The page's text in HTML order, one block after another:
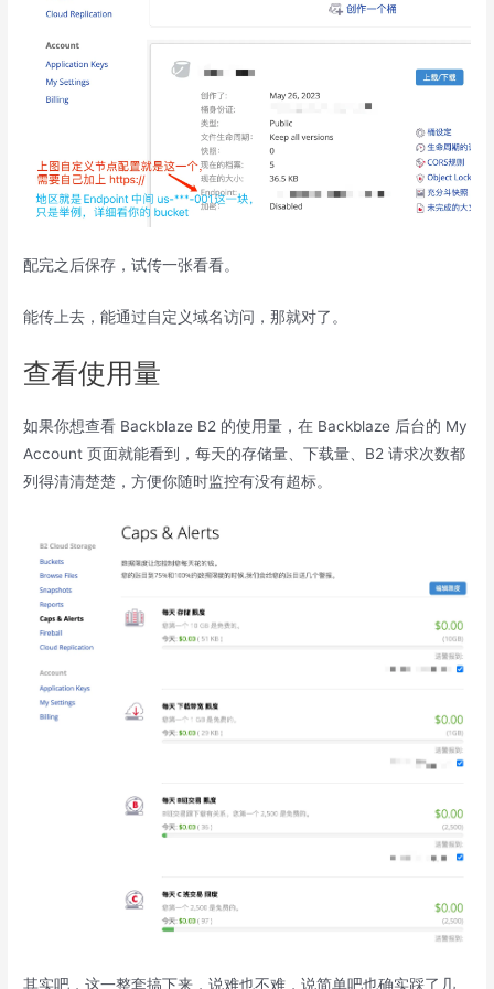
配完之后保存，试传一张看看。
能传上去，能通过自定义域名访问，那就对了。
查看使用量
如果你想查看 Backblaze B2 的使用量，在 Backblaze 后台的 My
Account 页面就能看到，每天的存储量、下载量、B2 请求次数都
列得清清楚楚，方便你随时监控有没有超标。
其实吧，这一整套搞下来，说难也不难，说简单吧也确实踩了几